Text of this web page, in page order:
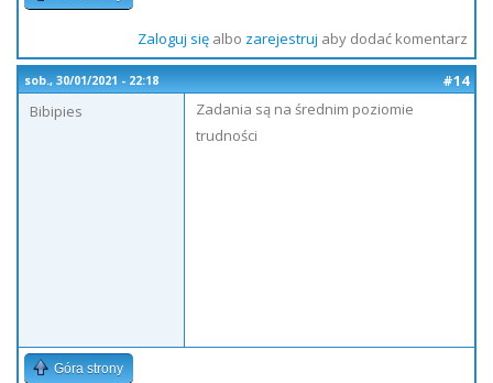
Zaloguj sięalbo zarejestruj aby dodać komentarz
sob., 30/01/2021 - 22:18
#14
Bibipies
Zadania są na średnim poziomie
trudności
Góra strony